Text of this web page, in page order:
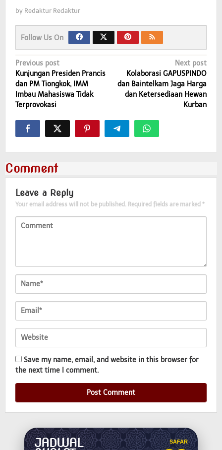
by Redaktur Redaktur
Follow Us On
Post
navigation
Previous post
Kunjungan Presiden Prancis
dan PM Tiongkok, IMM
Imbau Mahasiswa Tidak
Terprovokasi
Next post
Kolaborasi GAPUSPINDO
dan Baintelkam Jaga Harga
dan Ketersediaan Hewan
Kurban
Comment
Leave a Reply
Your email address will not be published. Required fields are marked *
Save my name, email, and website in this browser for
the next time I comment.
JADWAL SAFAR